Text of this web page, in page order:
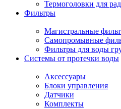
Термоголовки для
Фильтры
Магистральные
Самопромывные
Фильтры для воды
Системы от протечки воды
Аксессуары
Блоки управления
Датчики
Комплекты